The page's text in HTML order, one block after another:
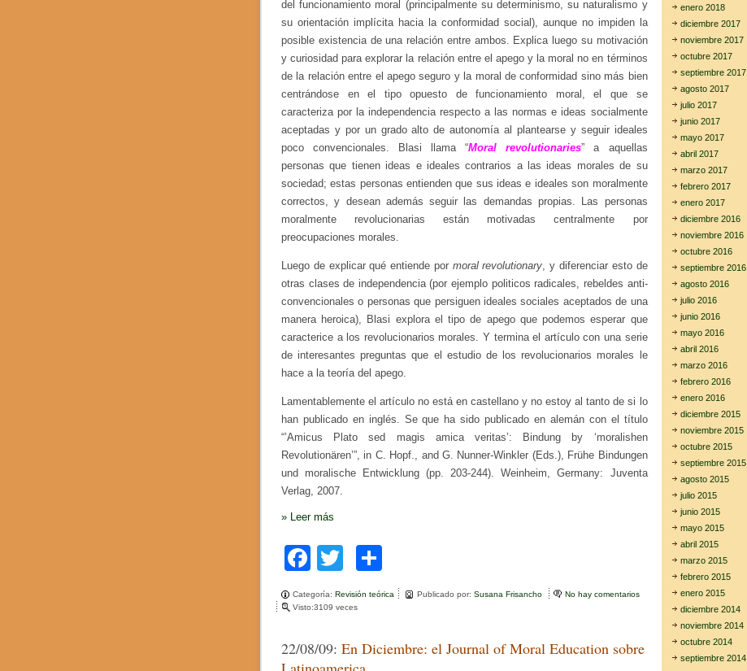
b
e
o
l
d
o
b
l
B
l
y
i
g
del funcionamiento moral (principalmente su determinismo, su naturalismo y
su orientación implícita hacia la conformidad social), aunque no impiden la
posible existencia de una relación entre ambos. Explica luego su motivación
y curiosidad para explorar la relación entre el apego y la moral no en términos
de la relación entre el apego seguro y la moral de conformidad sino más bien
centrándose en el tipo opuesto de funcionamiento moral, el que se
caracteriza por la independencia respecto a las normas e ideas socialmente
aceptadas y por un grado alto de autonomía al plantearse y seguir ideales
poco convencionales. Blasi llama “Moral revolutionaries” a aquellas
personas que tienen ideas e ideales contrarios a las ideas morales de su
sociedad; estas personas entienden que sus ideas e ideales son moralmente
correctos, y desean además seguir las demandas propias. Las personas
moralmente revolucionarias están motivadas centralmente por
preocupaciones morales.
Luego de explicar qué entiende por moral revolutionary, y diferenciar esto de
otras clases de independencia (por ejemplo politicos radicales, rebeldes anti-
convencionales o personas que persiguen ideales sociales aceptados de una
manera heroica), Blasi explora el tipo de apego que podemos esperar que
caracterice a los revolucionarios morales. Y termina el artículo con una serie
de interesantes preguntas que el estudio de los revolucionarios morales le
hace a la teoría del apego.
Lamentablemente el artículo no está en castellano y no estoy al tanto de si lo
han publicado en inglés. Se que ha sido publicado en alemán con el título
“’Amicus Plato sed magis amica veritas’: Bindung by ‘moralishen
Revolutionären’”, in C. Hopf., and G. Nunner-Winkler (Eds.), Frühe Bindungen
und moralische Entwicklung (pp. 203-244). Weinheim, Germany: Juventa
Verlag, 2007.
» Leer más
F
a
c
b
wi
tt
o
ar
Categoría: Revisión teórica Publicado por: Susana Frisancho No hay comentarios
u
Visto:3109 veces
22/08/09: En Diciembre: el Journal of Moral Education sobre
enero 2018
diciembre 2017
noviembre 2017
octubre 2017
septiembre 2017
agosto 2017
julio 2017
junio 2017
mayo 2017
abril 2017
marzo 2017
febrero 2017
enero 2017
diciembre 2016
noviembre 2016
octubre 2016
septiembre 2016
agosto 2016
julio 2016
junio 2016
mayo 2016
abril 2016
marzo 2016
febrero 2016
enero 2016
diciembre 2015
noviembre 2015
octubre 2015
septiembre 2015
agosto 2015
julio 2015
junio 2015
mayo 2015
abril 2015
marzo 2015
febrero 2015
enero 2015
diciembre 2014
noviembre 2014
octubre 2014
septiembre 2014